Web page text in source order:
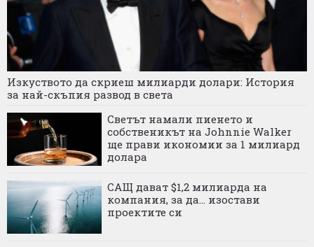
Изкуството да скриеш милиарди долари: История
за най-скъпия развод в света
Светът намали пиенето и
собственикът на Johnnie Walker
ще прави икономии за 1 милиард
долара
САЩ дават $1,2 милиарда на
компания, за да... изостави
проектите си